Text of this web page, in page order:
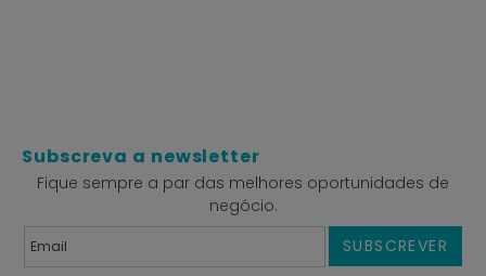
Subscreva a newsletter
Fique sempre a par das melhores oportunidades de
negócio.
SUBSCREVER